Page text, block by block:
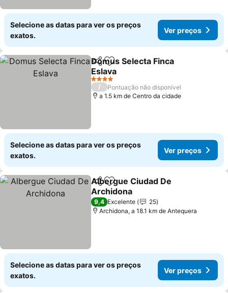
Selecione as datas para ver os preços
exatos.
Ver preços
PartilharAdicionar aos favoritos
Domus Selecta Finca
Eslava
4 Estrelas
/
Pontuação não disponível
a 1.5 km de Centro da cidade
Selecione as datas para ver os preços
exatos.
Ver preços
PartilharAdicionar aos favoritos
Albergue Ciudad De
Archidona
9,4 Excelente
25
Archidona, a 18.1 km de Antequera
Selecione as datas para ver os preços
exatos.
Ver preços